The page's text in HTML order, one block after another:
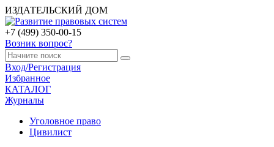
ИЗДАТЕЛЬСКИЙ ДОМ
+7 (499) 350-00-15
Возник вопрос?
Вход/Регистрация
Избранное
КАТАЛОГ
Журналы
Уголовное право
Цивилист